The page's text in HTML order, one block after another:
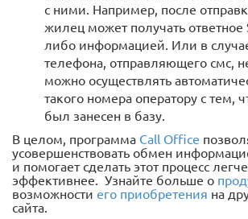
с ними. Например, после
жилец может получать ответное
либо информацией. Или в
телефона, отправляющего смс,
можно осуществлять
такого номера оператору с тем,
был занесен в базу.
В целом, программа Call Office
усовершенствовать обмен
и помогает сделать этот процесс
эффективнее. Узнайте больше о
возможности его приобретения на
сайта.